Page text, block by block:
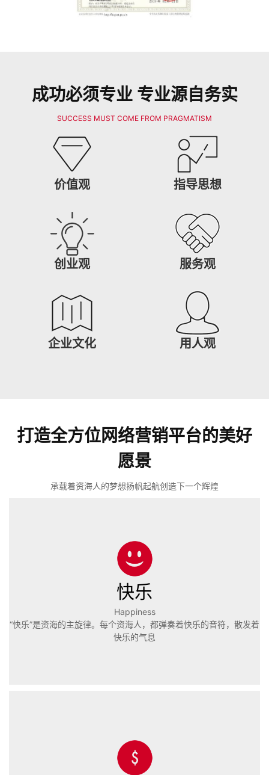
成功必须专业 专业源自务实
SUCCESS MUST COME FROM PRAGMATISM
价值观
创业观
企业文化
指导思想
服务观
用人观
打造全方位网络营销平台的美好
愿景
承载着资海人的梦想扬帆起航创造下一个辉煌
快乐
Happiness
“快乐”是资海的主旋律。每个资海人，都弹奏着快乐的音符，散发着
快乐的气息